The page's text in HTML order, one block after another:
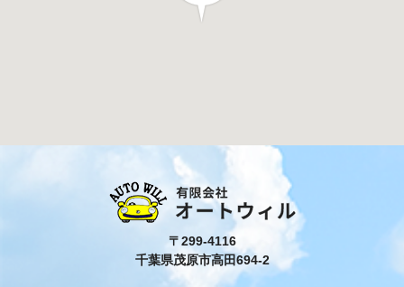
〒299-4116
千葉県茂原市高田694-2